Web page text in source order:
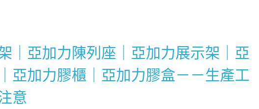
｜亞加力陳列座｜亞加力展示架｜亞
亞加力膠櫃｜亞加力膠盒－－生產工
意